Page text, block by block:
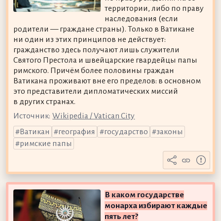
территории, либо по праву
наследования (если
родители — граждане страны). Только в Ватикане
ни один из этих принципов не действует:
гражданство здесь получают лишь служители
Святого Престола и швейцарские гвардейцы папы
римского. Причём более половины граждан
Ватикана проживают вне его пределов: в основном
это представители дипломатических миссий
в других странах.
Источник: Wikipedia / Vatican City
Ватикан
география государство
законы
римские папы
В каком государстве
монарха избирают каждые
пять лет?